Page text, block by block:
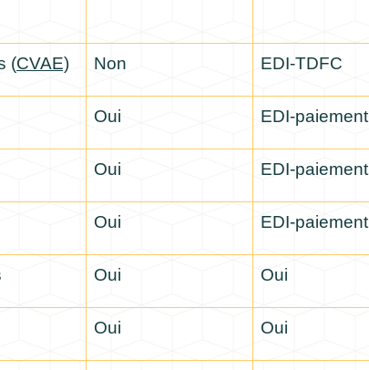
(CVAE) Non EDI-TDFC
Oui EDI-paiement
Oui EDI-paiement
Oui EDI-paiement
Oui Oui
Oui Oui